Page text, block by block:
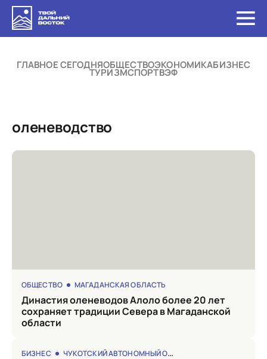
ГЛАВНОЕ СЕГОДНЯОБЩЕСТВОЭКОНОМИКАБИЗНЕС
ТУРИЗМСПОРТВЭФ
оленеводство
ОБЩЕСТВО МАГАДАНСКАЯ ОБЛАСТЬ
Династия оленеводов Алоло более 20 лет
сохраняет традиции Севера в Магаданской
области
БИЗНЕС ЧУКОТСКИЙ АВТОНОМНЫЙ ОКРУГ